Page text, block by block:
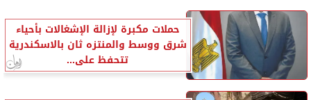
حملات مكبرة لإزالة الإشغالات بأحياء
شرق ووسط والمنتزه ثان بالاسكندرية
تتحفظ على...